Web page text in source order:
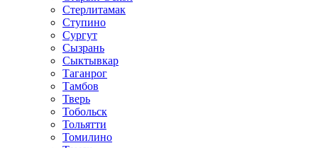
Стерлитамак
Ступино
Сургут
Сызрань
Сыктывкар
Таганрог
Тамбов
Тверь
Тобольск
Тольятти
Томилино